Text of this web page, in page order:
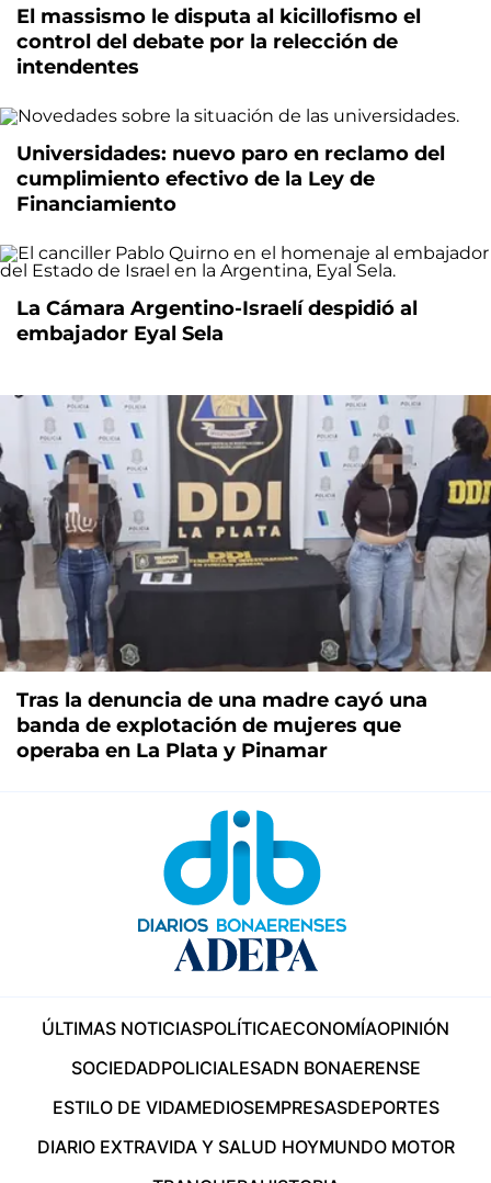
El massismo le disputa al kicillofismo el
control del debate por la relección de
intendentes
Universidades: nuevo paro en reclamo del
cumplimiento efectivo de la Ley de
Financiamiento
La Cámara Argentino-Israelí despidió al
embajador Eyal Sela
Tras la denuncia de una madre cayó una
banda de explotación de mujeres que
operaba en La Plata y Pinamar
ÚLTIMAS NOTICIASPOLÍTICAECONOMÍAOPINIÓN
SOCIEDADPOLICIALESADN BONAERENSE
ESTILO DE VIDAMEDIOSEMPRESASDEPORTES
DIARIO EXTRAVIDA Y SALUD HOYMUNDO MOTOR